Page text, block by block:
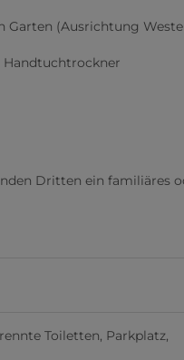
Garten (Ausrichtung
Handtuchtrockner
Dritten ein familiäres
Toiletten Parkplatz